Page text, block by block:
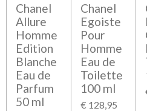
Chanel
Allure
Homme
Edition
Blanche
Eau de
Parfum
50 ml
Chanel
Egoiste
Pour
Homme
Eau de
Toilette
100 ml
€ 128,95